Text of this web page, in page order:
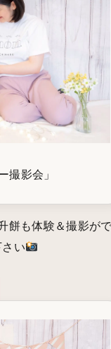
撮影会」
餅も体験＆撮影が
い